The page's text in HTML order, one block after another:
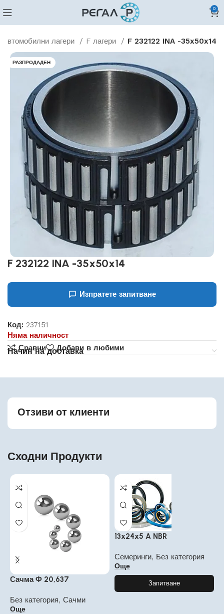
0
Автомобилни лагери F лагери F 232122 INA -35x50x14
РАЗПРОДАДЕН
F 232122 INA -35x50x14
Изпратете запитване
Код:237151
Няма наличност
Сравни
Добави в любими
Начин на доставка
Отзиви от клиенти
Сходни Продукти
Сачма Ф 20,637
Без категория, Сачми
Още
13x24x5 A NBR
Семеринги, Без категория
Още
Запитване